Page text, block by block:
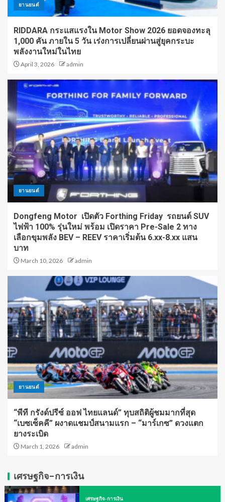
ยานยนต์
RIDDARA กระแสแรงใน Motor Show 2026 ยอดจองทะลุ
1,000 คัน ภายใน 5 วัน เร่งการเปลี่ยนผ่านสู่ยุคกระบะ
พลังงานใหม่ในไทย
April 3, 2026 admin
ยานยนต์
Dongfeng Motor เปิดตัว Forthing Friday รถยนต์ SUV
ไฟฟ้า 100% รุ่นใหม่ พร้อม เปิดราคา Pre-Sale 2 ทาง
เลือกขุมพลัง BEV – REEV ราคาเริ่มต้น 6.xx-8.xx แสน
บาท
March 10, 2026 admin
ยานยนต์
“พีที กรังด์ปรีซ์ ออฟ ไทยแลนด์” ทุบสถิติผู้ชมมากที่สุด
“เบซเซ็คคี” ผงาดแชมป์สนามแรก – “มาร์เกซ” ดวงแตก
ยางระเบิด
March 1, 2026 admin
เศรษฐกิจ-การเงิน
เศรษฐกิจ-การเงิน